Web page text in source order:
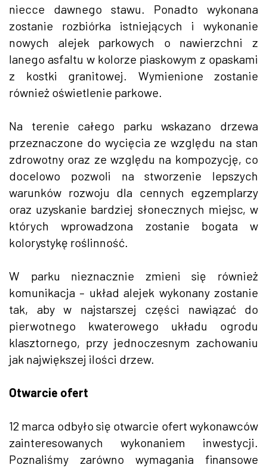
niecce dawnego stawu. Ponadto wykonana
zostanie rozbiórka istniejących i wykonanie
nowych alejek parkowych o nawierzchni z
lanego asfaltu w kolorze piaskowym z opaskami
z kostki granitowej. Wymienione zostanie
również oświetlenie parkowe.
Na terenie całego parku wskazano drzewa
przeznaczone do wycięcia ze względu na stan
zdrowotny oraz ze względu na kompozycję, co
docelowo pozwoli na stworzenie lepszych
warunków rozwoju dla cennych egzemplarzy
oraz uzyskanie bardziej słonecznych miejsc, w
których wprowadzona zostanie bogata w
kolorystykę roślinność.
W parku nieznacznie zmieni się również
komunikacja – układ alejek wykonany zostanie
tak, aby w najstarszej części nawiązać do
pierwotnego kwaterowego układu ogrodu
klasztornego, przy jednoczesnym zachowaniu
jak największej ilości drzew.
Otwarcie ofert
12 marca odbyło się otwarcie ofert wykonawców
zainteresowanych wykonaniem inwestycji.
Poznaliśmy zarówno wymagania finansowe